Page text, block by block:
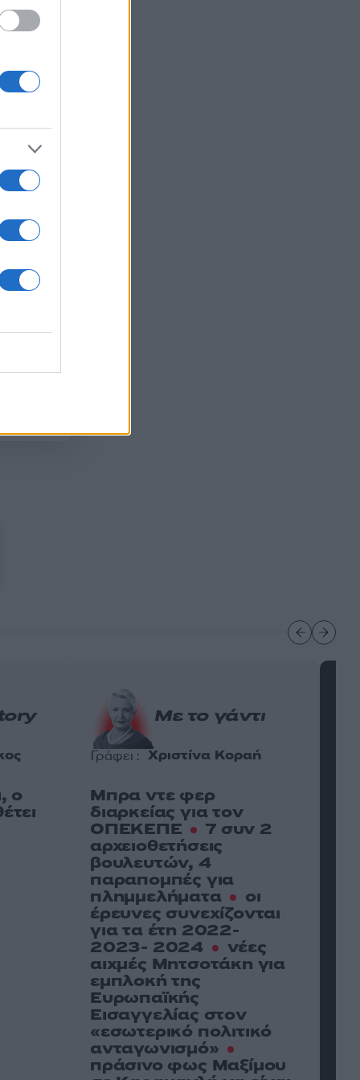
ο
Με το γάντι
Γράφει : Χριστίνα Κοραή
Μπρα ντε φερ
διαρκείας για τον
ΟΠΕΚΕΠΕ 7 συν 2
αρχειοθετήσεις
βουλευτών, 4
παραπομπές για
πλημμελήματα οι
έρευνες συνεχίζονται
για τα έτη 2022-
2023- 2024 νέες
αιχμές Μητσοτάκη για
εμπλοκή της
Ευρωπαϊκής
Εισαγγελίας στον
«εσωτερικό πολιτικό
ανταγωνισμό»
πράσινο φως Μαξίμου